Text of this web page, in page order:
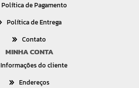
Política de Pagamento
Política de Entrega
Contato
MINHA CONTA
Informações do cliente
Endereços